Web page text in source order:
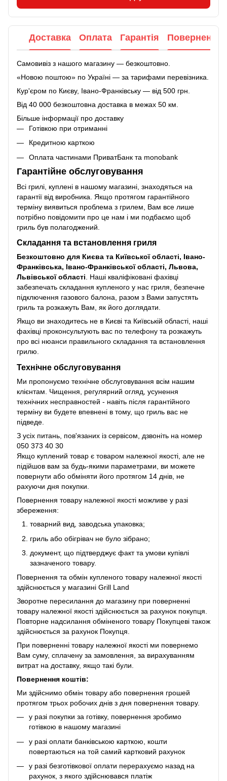
Доставка Оплата Гарантія Повернення
Самовивіз з нашого магазину — безкоштовно.
«Новою поштою» по Україні — за тарифами перевізника.
Кур'єром по Києву, Івано-Франківську — від 500 грн.
Від 40 000 безкоштовна доставка в межах 50 км.
Більше інформації про доставку
Готівкою при отриманні
Кредитною карткою
Оплата частинами ПриватБанк та monobank
Гарантійне обслуговування
Всі грилі, куплені в нашому магазині, знаходяться на
гарантії від виробника. Якщо протягом гарантійного
терміну виявиться проблема з грилем, Вам все лише
потрібно повідомити про це нам і ми подбаємо щоб
гриль був полагоджений.
Складання та встановлення гриля
Безкоштовно для Києва та Київської області, Івано-
Франківська, Івано-Франківської області, Львова,
Львівської області. Наші кваліфіковані фахівці
забезпечать складання купленого у нас гриля, безпечне
підключення газового балона, разом з Вами запустять
гриль та розкажуть Вам, як його доглядати.
Якщо ви знаходитесь не в Києві та Київській області, наші
фахівці проконсультують вас по телефону та розкажуть
про всі нюанси правильного складання та встановлення
грилю.
Технічне обслуговування
Ми пропонуємо технічне обслуговування всім нашим
клієнтам. Чищення, регулярний огляд, усунення
технічних несправностей - навіть після гарантійного
терміну ви будете впевнені в тому, що гриль вас не
підведе.
З усіх питань, пов'язаних із сервісом, дзвоніть на номер
050 373 40 30
Якщо куплений товар є товаром належної якості, але не
підійшов вам за будь-якими параметрами, ви можете
повернути або обміняти його протягом 14 днів, не
рахуючи дня покупки.
Повернення товару належної якості можливе у разі
збереження:
товарний вид, заводська упаковка;
гриль або обігрівач не було зібрано;
документ, що підтверджує факт та умови купівлі
зазначеного товару.
Повернення та обмін купленого товару належної якості
здійснюється у магазині Grill Land
Зворотне пересилання до магазину при поверненні
товару належної якості здійснюється за рахунок покупця.
Повторне надсилання обміненого товару Покупцеві також
здійснюється за рахунок Покупця.
При поверненні товару належної якості ми повернемо
Вам суму, сплачену за замовлення, за вирахуванням
витрат на доставку, якщо такі були.
Повернення коштів:
Ми здійснимо обмін товару або повернення грошей
протягом трьох робочих днів з дня повернення товару.
у разі покупки за готівку, повернення зробимо
готівкою в нашому магазині
у разі оплати банківською карткою, кошти
повертаються на той самий картковий рахунок
у разі безготівкової оплати перерахуємо назад на
рахунок, з якого здійснювався платіж